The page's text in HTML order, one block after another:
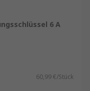
6 A
60,99 €/Stück